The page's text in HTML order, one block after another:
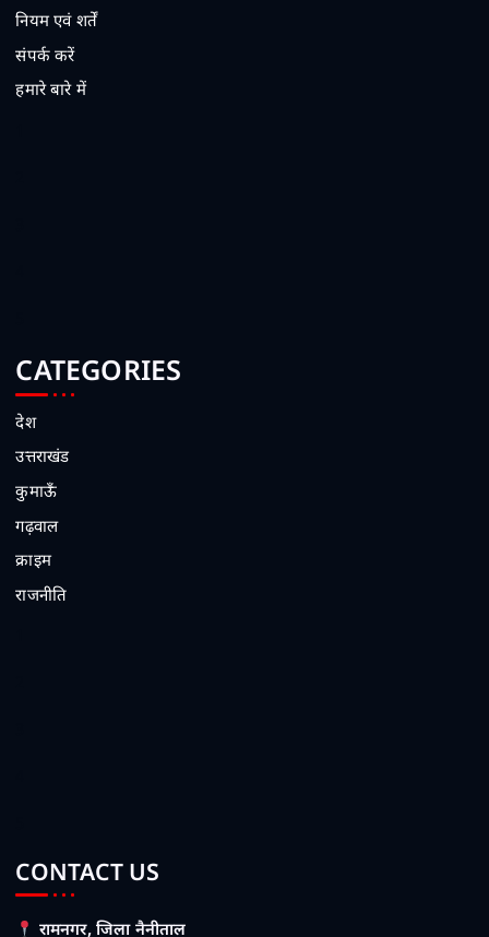
नियम एवं शर्तें
संपर्क करें
हमारे बारे में
CATEGORIES
देश
उत्तराखंड
कुमाऊँ
गढ़वाल
क्राइम
राजनीति
CONTACT US
रामनगर, जिला नैनीताल